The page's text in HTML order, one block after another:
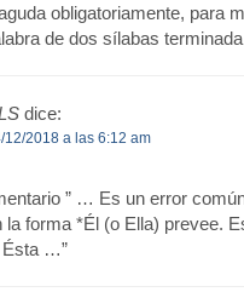
obligatoriamente, para
de dos sílabas
dice:
12/2018 a las 6:12 am
” … Es un error
la forma *Él (o Ella) prevee.
…”